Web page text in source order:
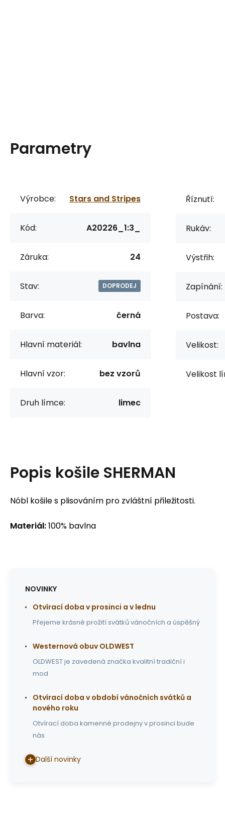
Parametry
Výrobce: Stars and Stripes
Kód: A20226_1:3_
Záruka: 24
Stav: DOPRODEJ
Barva: černá
Hlavní materiál: bavlna
Hlavní vzor: bez vzorů
Druh límce: limec
Říznutí:
Rukáv:
Výstřih:
Zapínání:
Postava:
Velikost:
Velikost
Popis košile SHERMAN
Nóbl košile s plisováním pro zvláštní přiležitosti.
Materiál:100% bavlna
NOVINKY
Otvírací doba v prosinci a v lednu
Přejeme krásné prožití svátků vánočních a úspěšný
Westernová obuv OLDWEST
OLDWEST je zavedená značka kvalitní tradiční i
mod
Otvírací doba v období vánočních svátků a
nového roku
Otvírací doba kamenné prodejny v prosinci bude
nás
Další novinky